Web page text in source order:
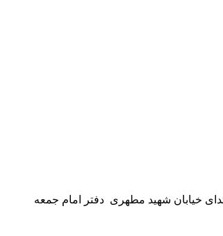
خیابان شهید مطهری دفتر امام جمعه